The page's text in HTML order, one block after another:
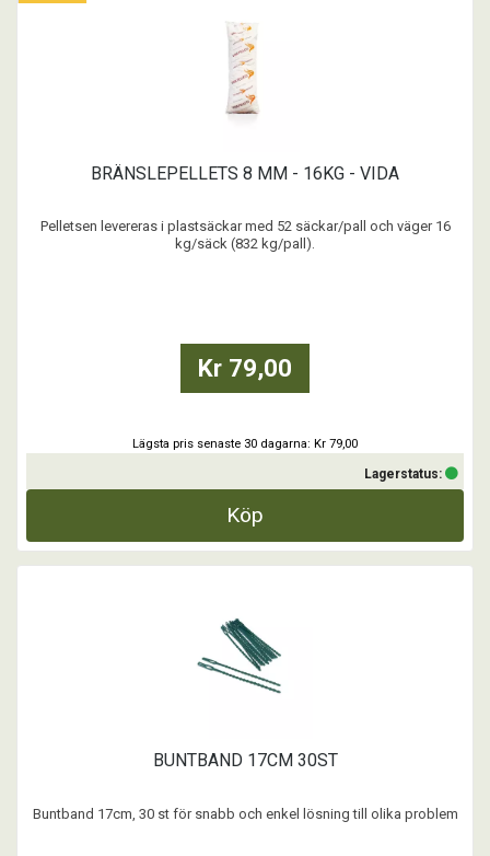
BRÄNSLEPELLETS 8 MM - 16KG - VIDA
Pelletsen levereras i plastsäckar med 52 säckar/pall och väger 16
kg/säck (832 kg/pall).
Kr 79,00
Lägsta pris senaste 30 dagarna: Kr 79,00
Lagerstatus:
Köp
BUNTBAND 17CM 30ST
Buntband 17cm, 30 st för snabb och enkel lösning till olika problem